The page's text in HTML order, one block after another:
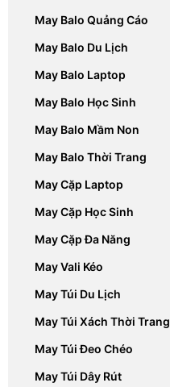
May Balo Quảng Cáo
May Balo Du Lịch
May Balo Laptop
May Balo Học Sinh
May Balo Mầm Non
May Balo Thời Trang
May Cặp Laptop
May Cặp Học Sinh
May Cặp Đa Năng
May Vali Kéo
May Túi Du Lịch
May Túi Xách Thời Trang
May Túi Đeo Chéo
May Túi Dây Rút